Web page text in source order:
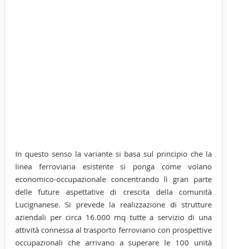
In questo senso la variante si basa sul principio che la
linea ferroviaria esistente si ponga come volano
economico-occupazionale concentrando lì gran parte
delle future aspettative di crescita della comunità
Lucignanese. Si prevede la realizzazione di strutture
aziendali per circa 16.000 mq tutte a servizio di una
attività connessa al trasporto ferroviario con prospettive
occupazionali che arrivano a superare le 100 unità